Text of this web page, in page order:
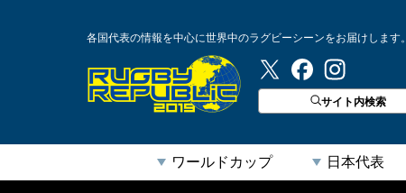
各国代表の情報を中心に世界中のラグビーシーンをお届けします。
ラグビーリパブリック
サイト内検索
ワールドカップ 日本代表